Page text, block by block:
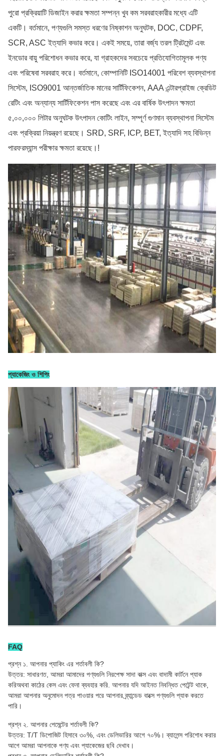
পুরো প্রক্রিয়াটি ডিজাইন করার ক্ষমতা সম্পন্ন খুব কম সরবরাহকারীর মধ্যে এটি
একটি। বর্তমানে, পণ্যগুলি সমস্ত ধরণের নিষ্কাশন অনুঘটক, DOC, CDPF,
SCR, ASC ইত্যাদি কভার করে। একই সময়ে, তারা বর্জ্য তরল ট্রিটমেন্ট এবং
ইনডোর বায়ু পরিশোধন কভার করে, যা গ্রাহকদের সবচেয়ে প্রতিযোগিতামূলক পণ্য
এবং পরিষেবা সরবরাহ করে। বর্তমানে, কোম্পানিটি ISO14001 পরিবেশ ব্যবস্থাপনা
সিস্টেম, ISO9001 আন্তর্জাতিক মানের সার্টিফিকেশন, AAA এন্টারপ্রাইজ ক্রেডিট
রেটিং এবং অন্যান্য সার্টিফিকেশন পাস করেছে এবং এর বার্ষিক উৎপাদন ক্ষমতা
৫,০০,০০০ লিটার অনুঘটক উৎপাদন কোটিং লাইন, সম্পূর্ণ গুণমান ব্যবস্থাপনা সিস্টেম
এবং প্রক্রিয়া নিয়ন্ত্রণ রয়েছে। SRD, SRF, ICP, BET, ইত্যাদি সহ বিভিন্ন
পারফরম্যান্স পরীক্ষার ক্ষমতা রয়েছে। !
প্যাকেজিং ও শিপিং
FAQ
প্রশ্ন ১. আপনার প্যাকিং এর শর্তাবলী কি?
উত্তর: সাধারণত, আমরা আমাদের পণ্যগুলি নিরপেক্ষ সাদা বাক্স এবং বাদামী কার্টনে প্যাক
করিঅথবা কাঠের কেস এবং ফেনা ব্যবহার করি . আপনার যদি আইনত নিবন্ধিত পেটেন্ট থাকে,
আমরা আপনার অনুমোদন পত্র পাওয়ার পরে আপনার ব্র্যান্ডেড বাক্সে পণ্যগুলি প্যাক করতে
পারি।
প্রশ্ন ২. আপনার পেমেন্টের শর্তাবলী কি?
উত্তর: T/T ডিপোজিট হিসাবে ৩০%, এবং ডেলিভারির আগে ৭০%। ব্যালেন্স পরিশোধ করার
আগে আমরা আপনাকে পণ্য এবং প্যাকেজের ছবি দেখাব।